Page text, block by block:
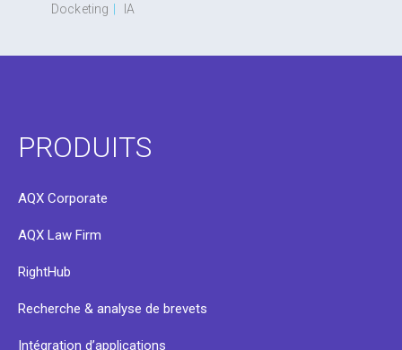
Docketing IA
PRODUITS
AQX Corporate
AQX Law Firm
RightHub
Recherche & analyse de brevets
Intégration d’applications